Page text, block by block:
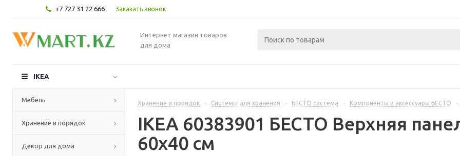
+7 727 31 22 666 Заказать звонок
Интернет магазин товаров
для дома
IKEA
Мебель
Хранение и порядок
Декор для дома
Хранение и порядок - Системы для хранения - БЕСТО система - Компоненты и аксессуары БЕСТО -
IKEA 60383901 БЕСТО Верхняя
60x40 см